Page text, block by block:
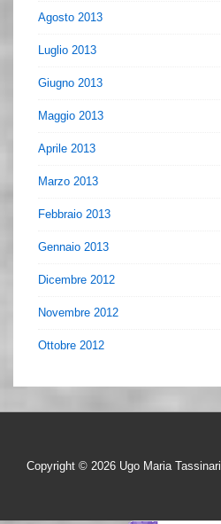
Agosto 2013
Luglio 2013
Giugno 2013
Maggio 2013
Aprile 2013
Marzo 2013
Febbraio 2013
Gennaio 2013
Dicembre 2012
Novembre 2012
Ottobre 2012
Copyright © 2026 Ugo Maria Tassinari